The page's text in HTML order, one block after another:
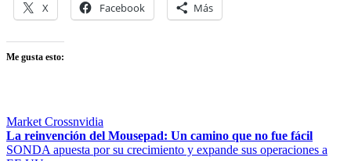
X Facebook Más
Me gusta esto:
Market Crossnvidia
Navegación
Entrada
anterior:
La reinvención del Mousepad: Un camino que no fue fácil
Entrada
SONDA apuesta por su crecimiento y expande sus operaciones a